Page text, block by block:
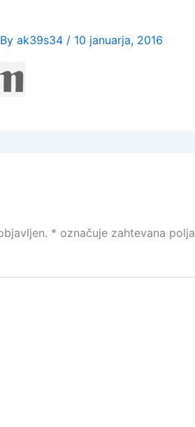
ak39s34 / 10 januarja, 2016
* označuje zahtevana polja